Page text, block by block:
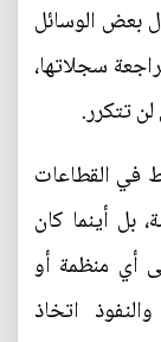
بعض الوسائل
سجلاتها،
تتكرر.
في القطاعات
بل أينما كان
أي منظمة أو
اتخاذ